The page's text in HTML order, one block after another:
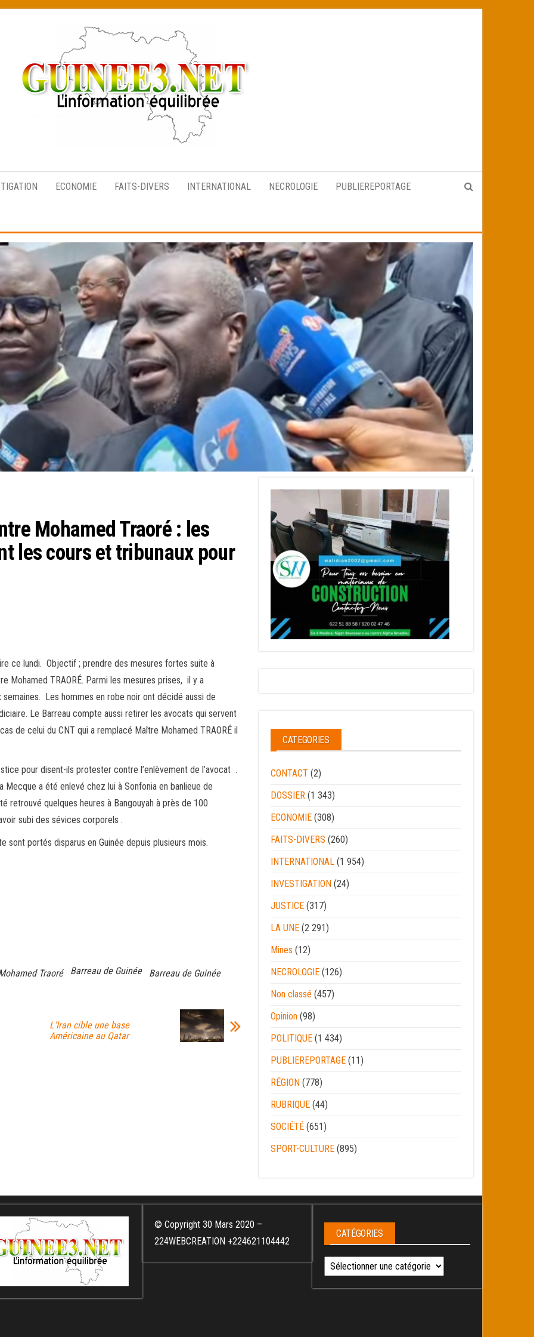
équilibrée
ECONOMIE FAITS-DIVERS INTERNATIONAL NECROLOGIE PUBLIEREPORTAGE
Mohamed Traoré : les
les cours et tribunaux pour
ce lundi. Objectif ; prendre des mesures fortes suite à
Mohamed TRAORÉ. Parmi les mesures prises, il y a
Les hommes en robe noir ont décidé aussi de
Le Barreau compte aussi retirer les avocats qui servent
de celui du CNT qui a remplacé Maître Mohamed TRAORÉ il
pour disent-ils protester contre l’enlèvement de l’avocat .
a été enlevé chez lui à Sonfonia en banlieue de
retrouvé quelques heures à Bangouyah à près de 100
subi des sévices corporels .
portés disparus en Guinée depuis plusieurs mois.
Traoré Barreau de Guinée
Barreau de Guinée
L’Iran cible une base
Américaine au Qatar
CATEGORIES
CONTACT (2)
DOSSIER (1 343)
ECONOMIE (308)
FAITS-DIVERS (260)
INTERNATIONAL (1 954)
INVESTIGATION (24)
JUSTICE (317)
LA UNE (2 291)
Mines (12)
NECROLOGIE (126)
Non classé (457)
Opinion (98)
POLITIQUE (1 434)
PUBLIEREPORTAGE (11)
RÉGION (778)
RUBRIQUE (44)
SOCIÉTÉ (651)
SPORT-CULTURE (895)
© Copyright 30 Mars 2020 –
224WEBCREATION +224621104442
CATÉGORIES
Catégories